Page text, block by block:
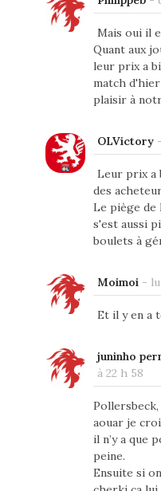
Mais oui il
Quant aux
leur prix a
match
plaisir à
OLVictory-
Leur prix a
des
Le piège de
s'est aussi
boulets à
Moimoi -
Et il y en a
juninho
à 22 h 58
Pollersbeck,
aouar je
il n’y a que
peine.
Ensuite si